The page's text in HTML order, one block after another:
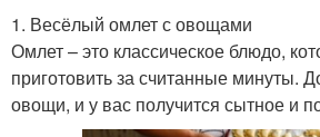
1. Весёлый омлет с овощами
Омлет – это классическое блюдо,
приготовить за считанные минуты.
овощи, и у вас получится сытное и